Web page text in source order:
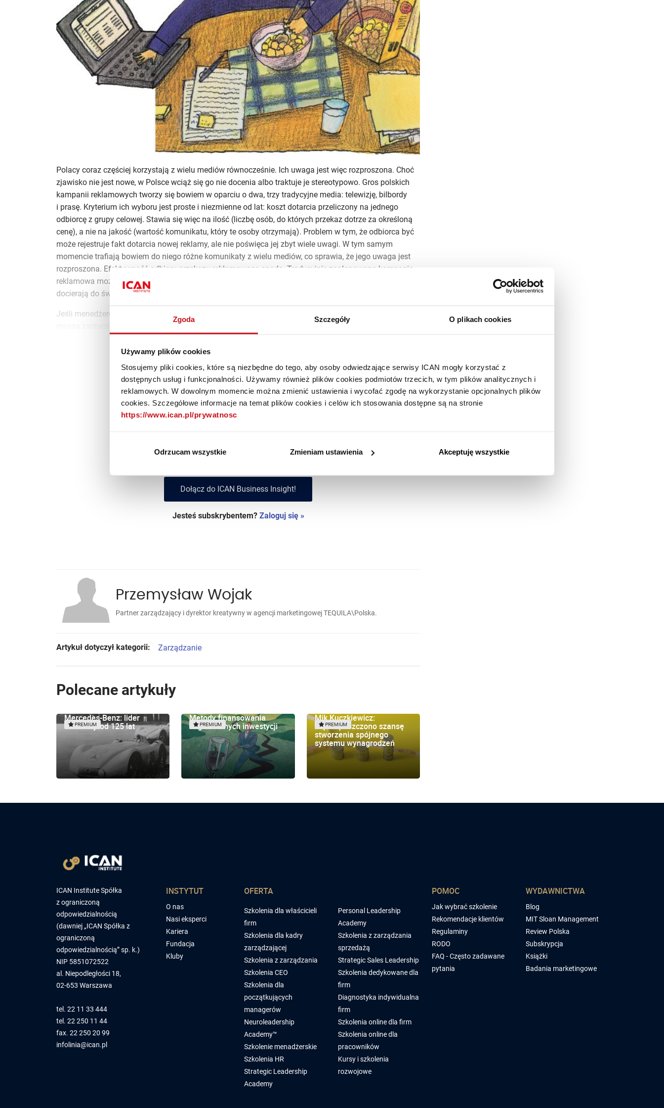
Zgoda Szczegóły O plikach cookies
Używamy plików cookies
Stosujemy pliki cookies, które są niezbędne do tego, aby osoby odwiedzające serwisy ICAN mogły korzystać z
dostępnych usług i funkcjonalności. Używamy również plików cookies podmiotów trzecich, w tym plików analitycznych i
reklamowych. W dowolnym momencie można zmienić ustawienia i wycofać zgodę na wykorzystanie opcjonalnych plików
cookies. Szczegółowe informacje na temat plików cookies i celów ich stosowania dostępne są na stronie
https://www.ican.pl/prywatnosc
Odrzucam wszystkie Zmieniam ustawienia Akceptuję wszystkie
Polacy coraz częściej korzystają z wielu mediów równocześnie. Ich uwaga jest więc rozproszona. Choć
zjawisko nie jest nowe, w Polsce wciąż się go nie docenia albo traktuje je stereotypowo. Gros polskich
kampanii reklamowych tworzy się bowiem w oparciu o dwa, trzy tradycyjne media: telewizję, bilbordy
i prasę. Kryterium ich wyboru jest proste i niezmienne od lat: koszt dotarcia przeliczony na jednego
odbiorcę z grupy celowej. Stawia się więc na ilość (liczbę osób, do których przekaz dotrze za określoną
cenę), a nie na jakość (wartość komunikatu, który te osoby otrzymają). Problem w tym, że odbiorca być
może rejestruje fakt dotarcia nowej reklamy, ale nie poświęca jej zbyt wiele uwagi. W tym samym
momencie trafiają bowiem do niego różne komunikaty z wielu mediów, co sprawia, że jego uwaga jest
rozproszona. Efektywność odbioru przekazu reklamowego spada. Tradycyjnie zaplanowana kampania
reklamowa może więc po prostu pozostać niezauważona w natłoku bodźców, które jednocześnie
docierają do świadomości odbiorcy.
Jeśli menedżerowie marketingu chcą, by marki ich firm naprawdę docierały do świadomości adresatów,
muszą zarzucić tradycyjne podejście do reklamy i aktywnie przeciwdziałać rozkojarzeniu klientów.
Materiał dostępny tylko dla
Dołącz do subskrybentów i korzystaj z treściPremium!
Dołącz do ICAN Business Insight!
Jesteś subskrybentem? Zaloguj się »
Przemysław Wojak
Partner zarządzający i dyrektor kreatywny w agencji marketingowej TEQUILA\Polska.
Artykuł dotyczył kategorii: Zarządzanie
Polecane artykuły
Mercedes-Benz: lider
innowacji od 125 lat
PREMIUM
Metody finansowania
zagranicznych inwestycji
PREMIUM
Mik Kuczkiewicz:
zaprzepaszczono szansę
stworzenia spójnego
systemu wynagrodzeń
PREMIUM
ICAN Institute Spółka
z ograniczoną
odpowiedzialnością
(dawniej „ICAN Spółka z
ograniczoną
odpowiedzialnością” sp. k.)
NIP 5851072522
al. Niepodległości 18,
02-653 Warszawa
tel. 22 11 33 444
tel. 22 250 11 44
fax. 22 250 20 99
infolinia@ican.pl
INSTYTUT
O nas
Nasi eksperci
Kariera
Fundacja
Kluby
OFERTA
Szkolenia dla właścicieli
firm
Szkolenia dla kadry
zarządzającej
Szkolenia z zarządzania
Szkolenia CEO
Szkolenia dla
początkujących
managerów
Neuroleadership
Academy™
Szkolenie menadżerskie
Szkolenia HR
Strategic Leadership
Academy
Personal Leadership
Academy
Szkolenia z zarządzania
sprzedażą
Strategic Sales Leadership
Szkolenia dedykowane dla
firm
Diagnostyka indywidualna
firm
Szkolenia online dla firm
Szkolenia online dla
pracowników
Kursy i szkolenia
rozwojowe
POMOC
Jak wybrać szkolenie
Rekomendacje klientów
Regulaminy
RODO
FAQ - Często zadawane
pytania
WYDAWNICTWA
Blog
MIT Sloan Management
Review Polska
Subskrypcja
Książki
Badania marketingowe